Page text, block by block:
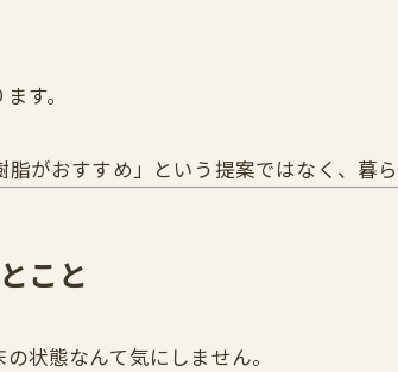
す。
がおすすめ」という提案ではなく、暮
こと
状態なんて気にしません。